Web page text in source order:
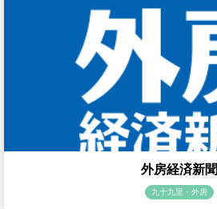
外房経済新聞
九十九里・外房